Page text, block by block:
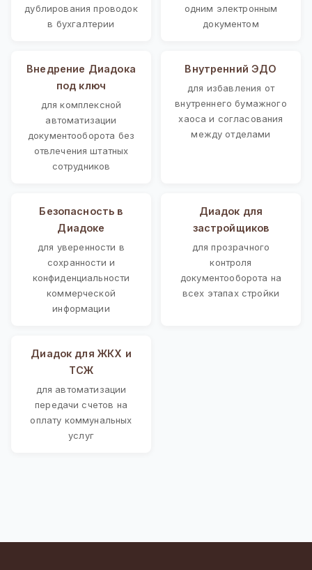
дублирования проводок
в бухгалтерии
одним электронным
документом
Внедрение Диадока
под ключ
для комплексной
автоматизации
документооборота без
отвлечения штатных
сотрудников
Внутренний ЭДО
для избавления от
внутреннего бумажного
хаоса и согласования
между отделами
Безопасность в
Диадоке
для уверенности в
сохранности и
конфиденциальности
коммерческой
информации
Диадок для
застройщиков
для прозрачного
контроля
документооборота на
всех этапах стройки
Диадок для ЖКХ и
ТСЖ
для автоматизации
передачи счетов на
оплату коммунальных
услуг